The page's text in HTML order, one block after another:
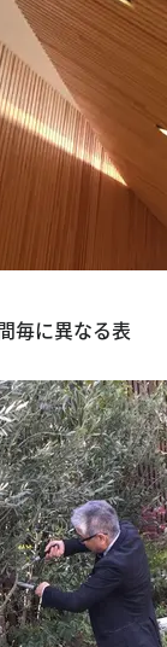
毎に異なる表